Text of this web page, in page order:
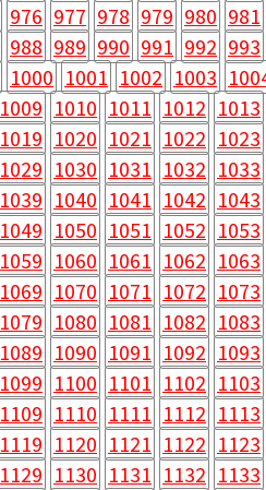
976 977 978 979 980 981
988 989 990 991 992 993
1000 1001 1002 1003
1009 1010 1011 1012 1013
1019 1020 1021 1022 1023
1029 1030 1031 1032 1033
1039 1040 1041 1042 1043
1049 1050 1051 1052 1053
1059 1060 1061 1062 1063
1069 1070 1071 1072 1073
1079 1080 1081 1082 1083
1089 1090 1091 1092 1093
1099 1100 1101 1102 1103
1109 1110 1111 1112 1113
1119 1120 1121 1122 1123
1129 1130 1131 1132 1133